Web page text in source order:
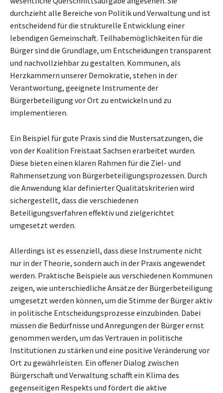
durchzieht alle Bereiche von Politik und Verwaltung und ist
entscheidend für die strukturelle Entwicklung einer
lebendigen Gemeinschaft. Teilhabemöglichkeiten für die
Bürger sind die Grundlage, um Entscheidungen transparent
und nachvollziehbar zu gestalten. Kommunen, als
Herzkammern unserer Demokratie, stehen in der
Verantwortung, geeignete Instrumente der
Bürgerbeteiligung vor Ort zu entwickeln und zu
implementieren.
Ein Beispiel für gute Praxis sind die Mustersatzungen, die
von der Koalition Freistaat Sachsen erarbeitet wurden.
Diese bieten einen klaren Rahmen für die Ziel- und
Rahmensetzung von Bürgerbeteiligungsprozessen. Durch
die Anwendung klar definierter Qualitätskriterien wird
sichergestellt, dass die verschiedenen
Beteiligungsverfahren effektiv und zielgerichtet
umgesetzt werden.
Allerdings ist es essenziell, dass diese Instrumente nicht
nur in der Theorie, sondern auch in der Praxis angewendet
werden. Praktische Beispiele aus verschiedenen Kommunen
zeigen, wie unterschiedliche Ansätze der Bürgerbeteiligung
umgesetzt werden können, um die Stimme der Bürger aktiv
in politische Entscheidungsprozesse einzubinden. Dabei
müssen die Bedürfnisse und Anregungen der Bürger ernst
genommen werden, um das Vertrauen in politische
Institutionen zu stärken und eine positive Veränderung vor
Ort zu gewährleisten. Ein offener Dialog zwischen
Bürgerschaft und Verwaltung schafft ein Klima des
gegenseitigen Respekts und fördert die aktive